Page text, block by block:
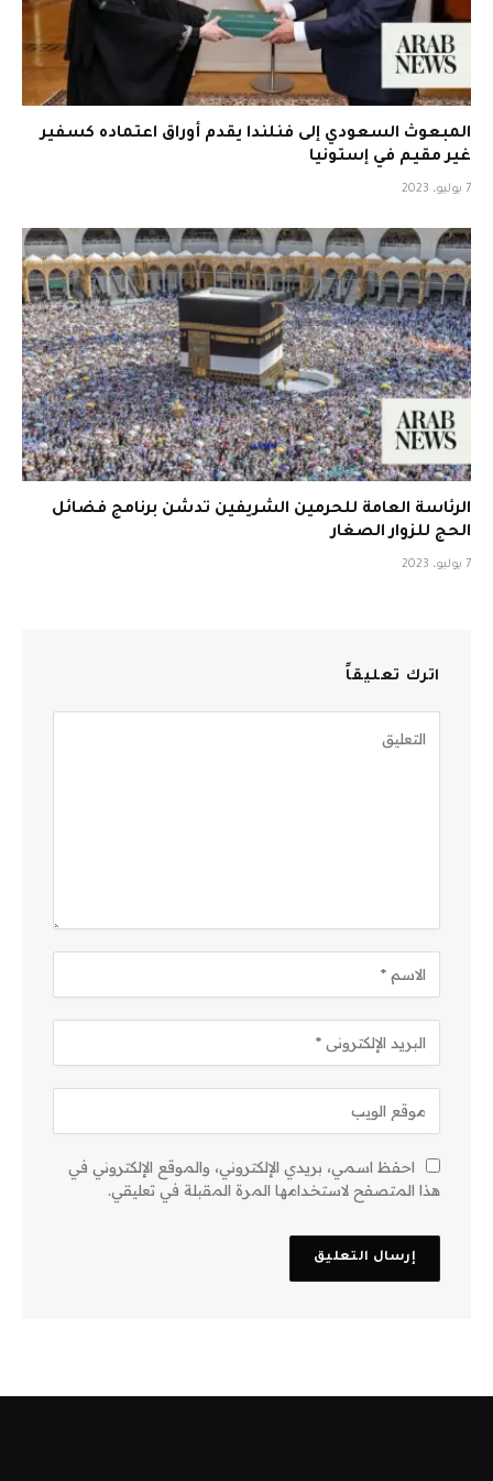
المبعوث السعودي إلى فنلندا يقدم أوراق اعتماده كسفير
غير مقيم في إستونيا
7 يوليو، 2023
الرئاسة العامة للحرمين الشريفين تدشن برنامج فضائل
الحج للزوار الصغار
7 يوليو، 2023
اترك تعليقاً
احفظ اسمي، بريدي الإلكتروني، والموقع الإلكتروني في
هذا المتصفح لاستخدامها المرة المقبلة في تعليقي.